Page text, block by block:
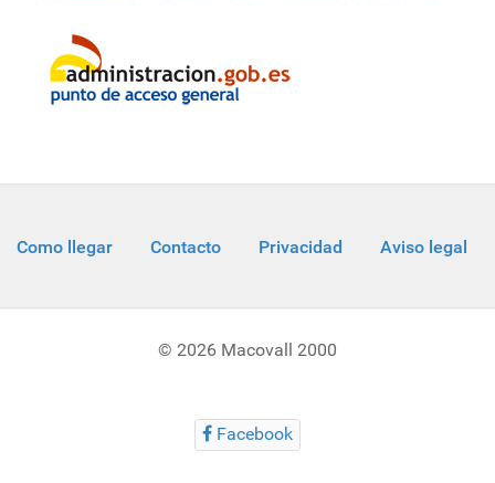
Como llegar Contacto Privacidad Aviso legal
© 2026 Macovall 2000
Facebook